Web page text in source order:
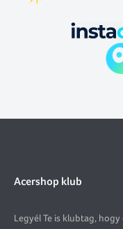
Acershop klub
Legyél Te is klubtag,